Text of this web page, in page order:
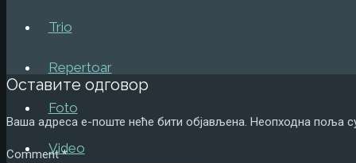
Trio
Repertoar
Foto
Video
Оставите одговор
Ваша адреса е-поште неће бити објављена. Неопходна поља
Comment*